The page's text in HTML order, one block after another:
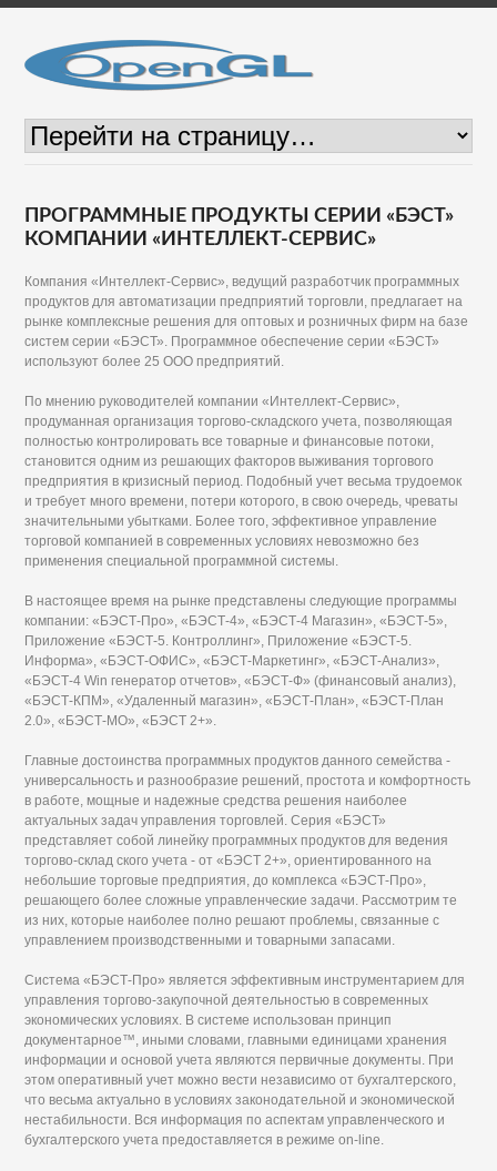
ПРОГРАММНЫЕ ПРОДУКТЫ СЕРИИ «БЭСТ»
КОМПАНИИ «ИНТЕЛЛЕКТ-СЕРВИС»
Компания «Интеллект-Сервис», ведущий разработчик программных
продуктов для автоматизации предприятий торговли, предлагает на
рынке комплексные решения для оптовых и розничных фирм на базе
систем серии «БЭСТ». Программное обеспечение серии «БЭСТ»
используют более 25 ООО предприятий.
По мнению руководителей компании «Интеллект-Сервис»,
продуманная организация торгово-складского учета, позволяющая
полностью контролировать все товарные и финансовые потоки,
становится одним из решающих факторов выживания торгового
предприятия в кризисный период. Подобный учет весьма трудоемок
и требует много времени, потери которого, в свою очередь, чреваты
значительными убытками. Более того, эффективное управление
торговой компанией в современных условиях невозможно без
применения специальной программной системы.
В настоящее время на рынке представлены следующие программы
компании: «БЭСТ-Про», «БЭСТ-4», «БЭСТ-4 Магазин», «БЭСТ-5»,
Приложение «БЭСТ-5. Контроллинг», Приложение «БЭСТ-5.
Информа», «БЭСТ-ОФИС», «БЭСТ-Маркетинг», «БЭСТ-Анализ»,
«БЭСТ-4 Win генератор отчетов», «БЭСТ-Ф» (финансовый анализ),
«БЭСТ-КПМ», «Удаленный магазин», «БЭСТ-План», «БЭСТ-План
2.0», «БЭСТ-MO», «БЭСТ 2+».
Главные достоинства программных продуктов данного семейства -
универсальность и разнообразие решений, простота и комфортность
в работе, мощные и надежные средства решения наиболее
актуальных задач управления торговлей. Серия «БЭСТ»
представляет собой линейку программных продуктов для ведения
торгово-склад ского учета - от «БЭСТ 2+», ориентированного на
небольшие торговые предприятия, до комплекса «БЭСТ-Про»,
решающего более сложные управленческие задачи. Рассмотрим те
из них, которые наиболее полно решают проблемы, связанные с
управлением производственными и товарными запасами.
Система «БЭСТ-Про» является эффективным инструментарием для
управления торгово-закупочной деятельностью в современных
экономических условиях. В системе использован принцип
документарное™, иными словами, главными единицами хранения
информации и основой учета являются первичные документы. При
этом оперативный учет можно вести независимо от бухгалтерского,
что весьма актуально в условиях законодательной и экономической
нестабильности. Вся информация по аспектам управленческого и
бухгалтерского учета предоставляется в режиме on-line.